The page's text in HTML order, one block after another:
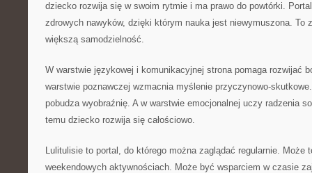
dziecko rozwija się w swoim rytmie i ma prawo do powtórki.
zdrowych nawyków, dzięki którym nauka jest niewymuszona. To
większą samodzielność.
W warstwie językowej i komunikacyjnej strona pomaga rozwijać
warstwie poznawczej wzmacnia myślenie przyczynowo-
pobudza wyobraźnię. A w warstwie emocjonalnej uczy radzenia
temu dziecko rozwija się całościowo.
Lulitulisie to portal, do którego można zaglądać regularnie. Może
weekendowych aktywnościach. Może być wsparciem w czasie